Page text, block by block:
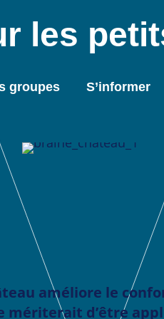
groupes S’informer
les
améliore le
d’être